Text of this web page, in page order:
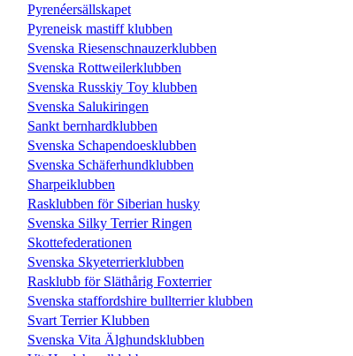
Pyrenéersällskapet
Pyreneisk mastiff klubben
Svenska Riesenschnauzerklubben
Svenska Rottweilerklubben
Svenska Russkiy Toy klubben
Svenska Salukiringen
Sankt bernhardklubben
Svenska Schapendoesklubben
Svenska Schäferhundklubben
Sharpeiklubben
Rasklubben för Siberian husky
Svenska Silky Terrier Ringen
Skottefederationen
Svenska Skyeterrierklubben
Rasklubb för Släthårig Foxterrier
Svenska staffordshire bullterrier klubben
Svart Terrier Klubben
Svenska Vita Älghundsklubben